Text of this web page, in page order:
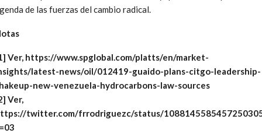
de las fuerzas del cambio radical.
Ver, https://www.spglobal.com/platts/en/market-
latest-news/oil/012419-guaido-plans-citgo-leadership-
new-venezuela-hydrocarbons-law-sources
Ver,
twitter.com/frrodriguezc/status/